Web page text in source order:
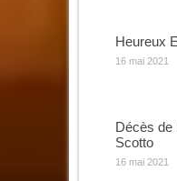
Heureux
16 mai 2021
Décès de
Scotto
16 mai 2021